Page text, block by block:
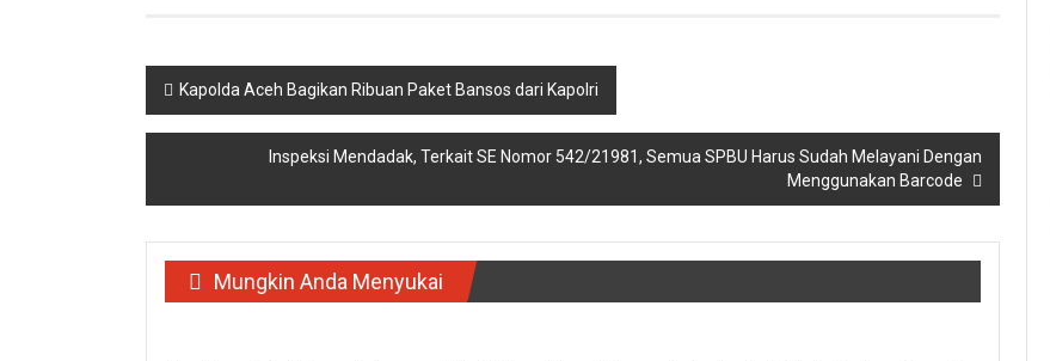
Navigasi
pos
Kapolda Aceh Bagikan Ribuan Paket Bansos dari Kapolri
Inspeksi Mendadak, Terkait SE Nomor 542/21981, Semua SPBU Harus Sudah Melayani Dengan
Menggunakan Barcode
Mungkin Anda Menyukai